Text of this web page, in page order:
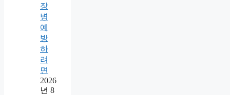
장
병
예
방
하
려
면
2026
년 8